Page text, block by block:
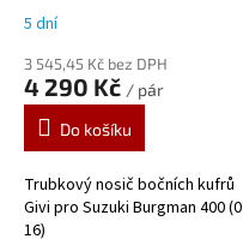
16)
5 dní
3 545,45 Kč bez DPH
4 290 Kč / pár
Do košíku
Trubkový nosič bočních kufrů
Givi pro Suzuki Burgman 400
16)